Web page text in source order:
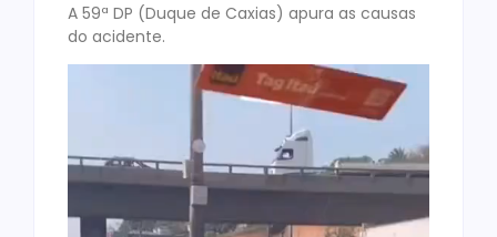
A 59ª DP (Duque de Caxias) apura as causas
do acidente.